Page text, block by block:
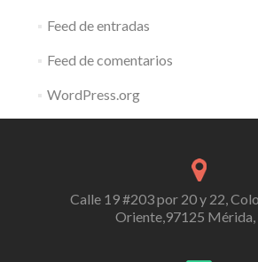
Feed de entradas
Feed de comentarios
WordPress.org
Calle 19 #203 por 20 y 22,
Oriente,97125 Mérida,